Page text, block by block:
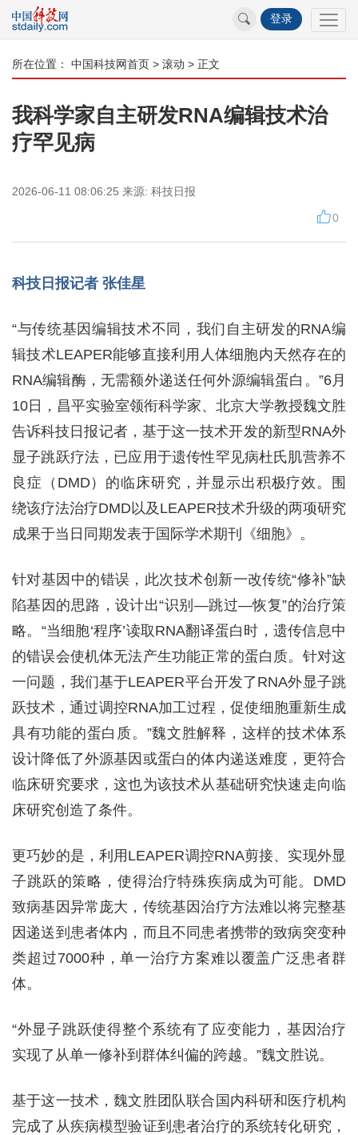
登录
所在位置： 中国科技网首页 > 滚动 > 正文
我科学家自主研发RNA编辑技术治
疗罕见病
2026-06-11 08:06:25 来源: 科技日报
0
科技日报记者 张佳星
“与传统基因编辑技术不同，我们自主研发的RNA编
辑技术LEAPER能够直接利用人体细胞内天然存在的
RNA编辑酶，无需额外递送任何外源编辑蛋白。”6月
10日，昌平实验室领衔科学家、北京大学教授魏文胜
告诉科技日报记者，基于这一技术开发的新型RNA外
显子跳跃疗法，已应用于遗传性罕见病杜氏肌营养不
良症（DMD）的临床研究，并显示出积极疗效。围
绕该疗法治疗DMD以及LEAPER技术升级的两项研究
成果于当日同期发表于国际学术期刊《细胞》。
针对基因中的错误，此次技术创新一改传统“修补”缺
陷基因的思路，设计出“识别—跳过—恢复”的治疗策
略。“当细胞‘程序’读取RNA翻译蛋白时，遗传信息中
的错误会使机体无法产生功能正常的蛋白质。针对这
一问题，我们基于LEAPER平台开发了RNA外显子跳
跃技术，通过调控RNA加工过程，促使细胞重新生成
具有功能的蛋白质。”魏文胜解释，这样的技术体系
设计降低了外源基因或蛋白的体内递送难度，更符合
临床研究要求，这也为该技术从基础研究快速走向临
床研究创造了条件。
更巧妙的是，利用LEAPER调控RNA剪接、实现外显
子跳跃的策略，使得治疗特殊疾病成为可能。DMD
致病基因异常庞大，传统基因治疗方法难以将完整基
因递送到患者体内，而且不同患者携带的致病突变种
类超过7000种，单一治疗方案难以覆盖广泛患者群
体。
“外显子跳跃使得整个系统有了应变能力，基因治疗
实现了从单一修补到群体纠偏的跨越。”魏文胜说。
基于这一技术，魏文胜团队联合国内科研和医疗机构
完成了从疾病模型验证到患者治疗的系统转化研究，